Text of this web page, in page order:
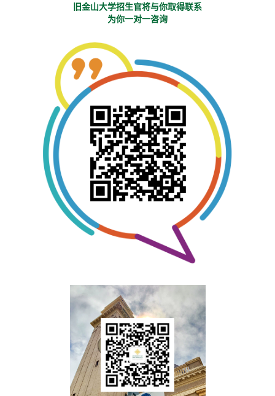
旧金山大学招生官将与你取得联系
为你一对一咨询